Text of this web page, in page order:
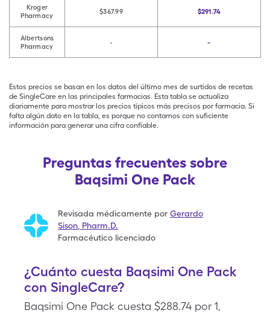
Kroger
Pharmacy
$367.99 $291.74
Albertsons
Pharmacy
- -
Estos precios se basan en los datos del último mes de surtidos de recetas
de SingleCare en las principales farmacias. Esta tabla se actualiza
diariamente para mostrar los precios típicos más precisos por farmacia. Si
falta algún dato en la tabla, es porque no contamos con suficiente
información para generar una cifra confiable.
Preguntas frecuentes sobre
Baqsimi One Pack
Revisada médicamente por Gerardo
Sison Pharm.D.
Farmacéutico licenciado
¿Cuánto cuesta Baqsimi One Pack
con SingleCare?
Baqsimi One Pack cuesta $288.74 por 1,